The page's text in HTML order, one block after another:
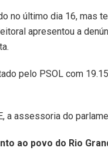
no último dia 16, mas
apresentou a
pelo PSOL com
a assessoria do
ao povo do Rio